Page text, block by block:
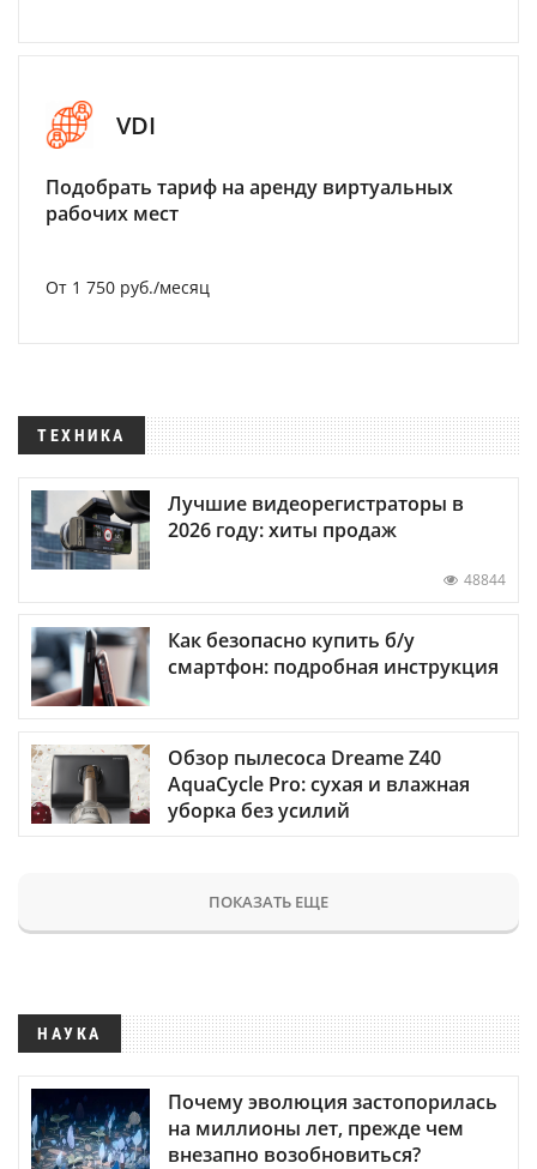
VDI
Подобрать тариф на аренду виртуальных
рабочих мест
От 1 750 руб./месяц
ТЕХНИКА
Лучшие видеорегистраторы в
2026 году: хиты продаж
48844
Как безопасно купить б/у
смартфон: подробная инструкция
Обзор пылесоса Dreame Z40
AquaCycle Pro: сухая и влажная
уборка без усилий
ПОКАЗАТЬ ЕЩЕ
НАУКА
Почему эволюция застопорилась
на миллионы лет, прежде чем
внезапно возобновиться?